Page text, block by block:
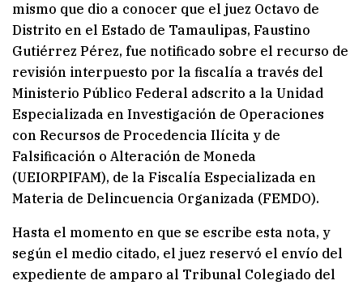
mismo que dio a conocer que el juez Octavo de
Distrito en el Estado de Tamaulipas, Faustino
Gutiérrez Pérez, fue notificado sobre el recurso de
revisión interpuesto por la fiscalía a través del
Ministerio Público Federal adscrito a la Unidad
Especializada en Investigación de Operaciones
con Recursos de Procedencia Ilícita y de
Falsificación o Alteración de Moneda
(UEIORPIFAM), de la Fiscalía Especializada en
Materia de Delincuencia Organizada (FEMDO).
Hasta el momento en que se escribe esta nota, y
según el medio citado, el juez reservó el envío del
expediente de amparo al Tribunal Colegiado del